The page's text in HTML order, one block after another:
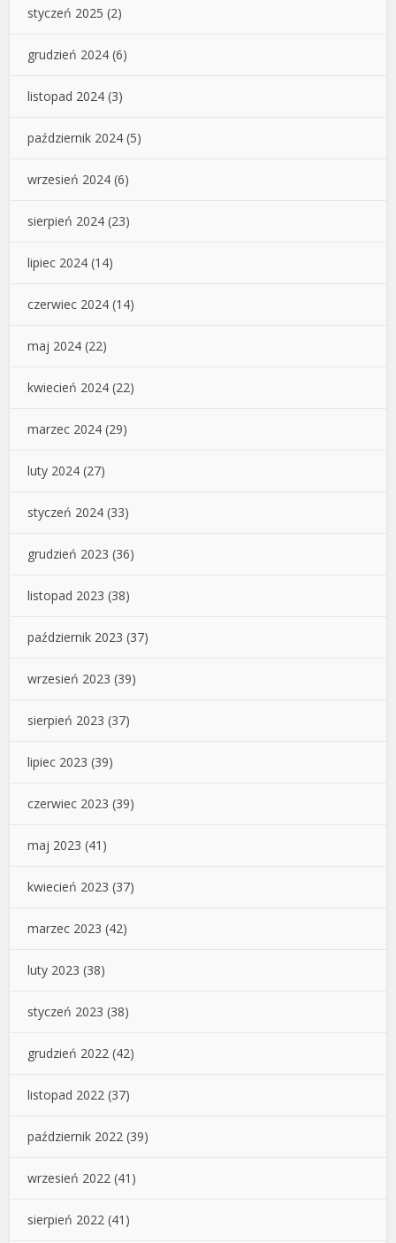
styczeń 2025 (2)
grudzień 2024 (6)
listopad 2024 (3)
październik 2024 (5)
wrzesień 2024 (6)
sierpień 2024 (23)
lipiec 2024 (14)
czerwiec 2024 (14)
maj 2024 (22)
kwiecień 2024 (22)
marzec 2024 (29)
luty 2024 (27)
styczeń 2024 (33)
grudzień 2023 (36)
listopad 2023 (38)
październik 2023 (37)
wrzesień 2023 (39)
sierpień 2023 (37)
lipiec 2023 (39)
czerwiec 2023 (39)
maj 2023 (41)
kwiecień 2023 (37)
marzec 2023 (42)
luty 2023 (38)
styczeń 2023 (38)
grudzień 2022 (42)
listopad 2022 (37)
październik 2022 (39)
wrzesień 2022 (41)
sierpień 2022 (41)